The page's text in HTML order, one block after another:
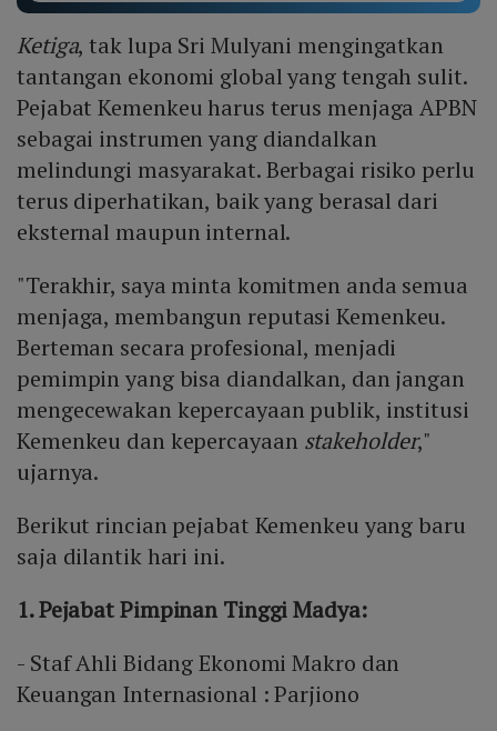
Ketiga, tak lupa Sri Mulyani mengingatkan
tantangan ekonomi global yang tengah sulit.
Pejabat Kemenkeu harus terus menjaga APBN
sebagai instrumen yang diandalkan
melindungi masyarakat. Berbagai risiko perlu
terus diperhatikan, baik yang berasal dari
eksternal maupun internal.
"Terakhir, saya minta komitmen anda semua
menjaga, membangun reputasi Kemenkeu.
Berteman secara profesional, menjadi
pemimpin yang bisa diandalkan, dan jangan
mengecewakan kepercayaan publik, institusi
Kemenkeu dan kepercayaan stakeholder,"
ujarnya.
Berikut rincian pejabat Kemenkeu yang baru
saja dilantik hari ini.
1. Pejabat Pimpinan Tinggi Madya:
- Staf Ahli Bidang Ekonomi Makro dan
Keuangan Internasional : Parjiono